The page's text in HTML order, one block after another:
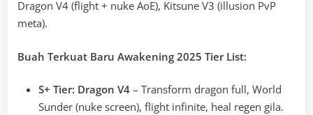
Dragon V4 (flight + nuke AoE), Kitsune V3 (illusion PvP
meta).
Buah Terkuat Baru Awakening 2025 Tier List:
S+ Tier: Dragon V4 – Transform dragon full, World
Sunder (nuke screen), flight infinite, heal regen gila.